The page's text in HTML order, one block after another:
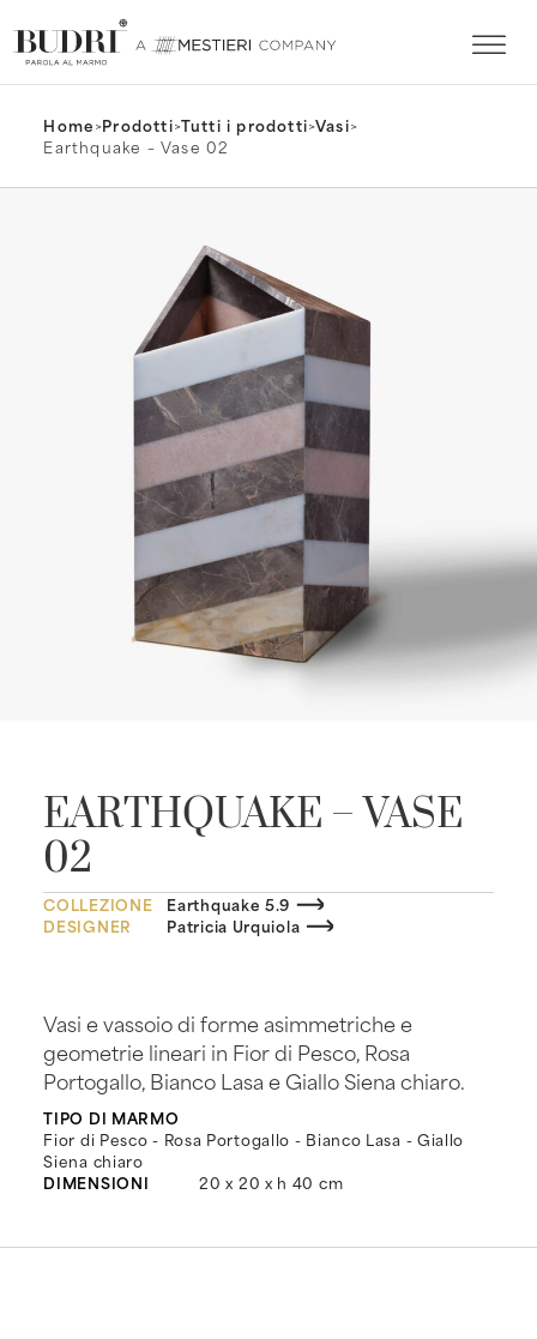
Home>Prodotti>Tutti i prodotti>Vasi>
Earthquake – Vase 02
EARTHQUAKE – VASE
02
COLLEZIONE
Earthquake 5.9
DESIGNER
Patricia Urquiola
Vasi e vassoio di forme asimmetriche e
geometrie lineari in Fior di Pesco, Rosa
Portogallo, Bianco Lasa e Giallo Siena chiaro.
TIPO DI MARMO
Fior di Pesco - Rosa Portogallo - Bianco Lasa - Giallo
Siena chiaro
DIMENSIONI
20 x 20 x h 40 cm